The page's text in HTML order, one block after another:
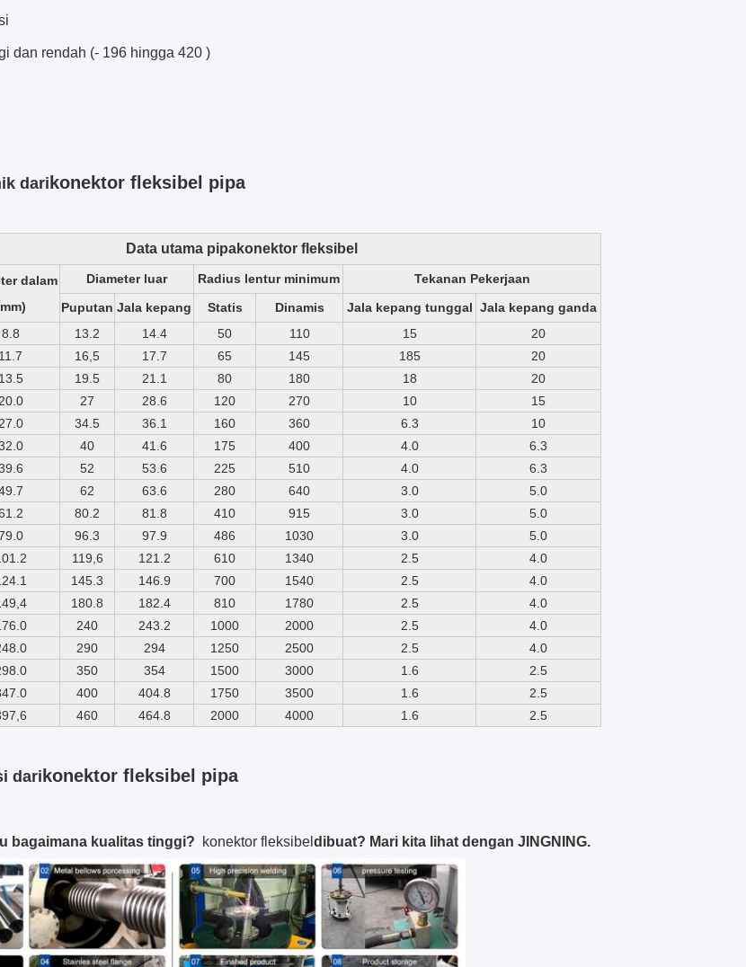
dan rendah (- 196 hingga 420 )
dari konektor fleksibel pipa
Data utama pipakonektor fleksibel
dalam
Diameter luar Radius lentur minimum
Tekanan Pekerjaan
Puputan Jala kepang Statis Dinamis Jala kepang tunggal Jala kepang ganda
8.8 13.2 14.4 50 110 15
20
11.7 16,5 17.7 65 145 185
20
13.5 19.5 21.1 80 180 18
20
20.0 27 28.6 120 270 10
15
27.0 34.5 36.1 160 360 6.3
10
40 41.6 175 400 4.0
6.3
52 53.6 225 510 4.0
6.3
62 63.6 280 640 3.0
5.0
80.2 81.8 410 915 3.0
5.0
96.3 97.9 486 1030 3.0
5.0
119,6 121.2 610 1340 2.5
4.0
145.3 146.9 700 1540 2.5
4.0
180.8 182.4 810 1780 2.5
4.0
240 243.2 1000 2000 2.5
4.0
290 294 1250 2500 2.5
4.0
350 354 1500 3000 1.6
2.5
400 404.8 1750 3500 1.6
2.5
460 464.8 2000 4000 1.6 2.5
dari konektor fleksibel pipa
bagaimana kualitas tinggi? konektor fleksibel dibuat? Mari kita lihat dengan JINGNING.